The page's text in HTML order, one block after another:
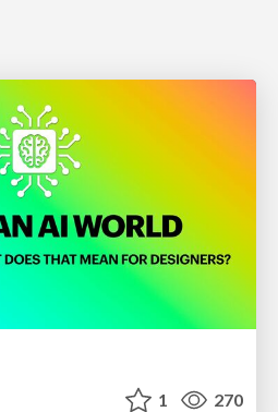
1 270